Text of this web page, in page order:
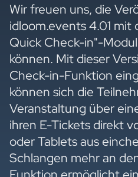
Wir freuen uns, die
idloom.events 4.01 mit
Quick Check-in"-
können. Mit dieser
Check-in-Funktion
können sich die
Veranstaltung über
ihren E-Tickets direkt
oder Tablets aus
Schlangen mehr an